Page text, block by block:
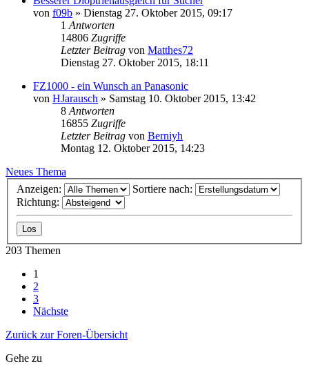
von f09b » Dienstag 27. Oktober 2015, 09:17
1 Antworten
14806 Zugriffe
Letzter Beitrag von Matthes72
Dienstag 27. Oktober 2015, 18:11
FZ1000 - ein Wunsch an Panasonic
von HJarausch » Samstag 10. Oktober 2015, 13:42
8 Antworten
16855 Zugriffe
Letzter Beitrag von Berniyh
Montag 12. Oktober 2015, 14:23
Neues Thema
Anzeigen:
Sortiere nach:
Richtung:
203 Themen
1
2
3
Nächste
Zurück zur Foren-Übersicht
Gehe zu